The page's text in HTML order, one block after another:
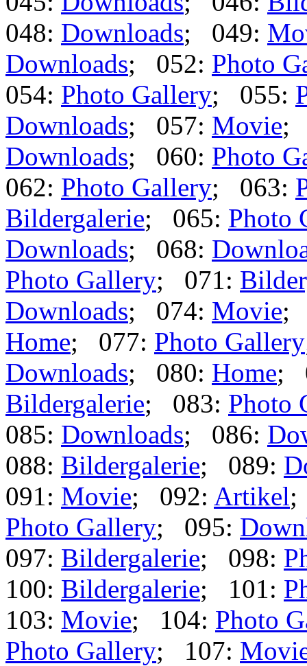
048: Downloads; 049:
Downloads; 052: Photo
054: Photo Gallery; 055:
Downloads; 057: Movie;
Downloads; 060: Photo
062: Photo Gallery; 063:
Bildergalerie; 065: Photo
Downloads; 068:
Photo Gallery; 071:
Downloads; 074: Movie;
Home; 077: Photo Gallery
Downloads; 080: Home;
Bildergalerie; 083: Photo
085: Downloads; 086:
088: Bildergalerie; 089:
091: Movie; 092: Artikel;
Photo Gallery; 095:
097: Bildergalerie; 098:
100: Bildergalerie; 101:
103: Movie; 104: Photo
Photo Gallery; 107: